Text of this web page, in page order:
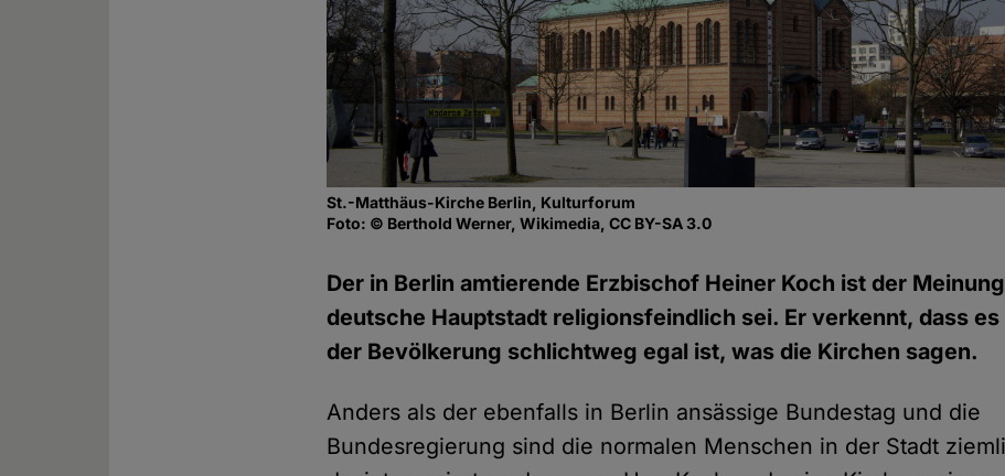
St.-Matthäus-Kirche Berlin, Kulturforum
Foto: © Berthold Werner, Wikimedia, CC BY-SA 3.0
Der in Berlin amtierende Erzbischof Heiner Koch ist der
deutsche Hauptstadt religionsfeindlich sei. Er verkennt, dass
der Bevölkerung schlichtweg egal ist, was die Kirchen sagen.
Anders als der ebenfalls in Berlin ansässige Bundestag und die
Bundesregierung sind die normalen Menschen in der Stadt